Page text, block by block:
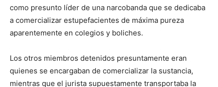
como presunto líder de una narcobanda que se dedicaba
a comercializar estupefacientes de máxima pureza
aparentemente en colegios y boliches.
Los otros miembros detenidos presuntamente eran
quienes se encargaban de comercializar la sustancia,
mientras que el jurista supuestamente transportaba la